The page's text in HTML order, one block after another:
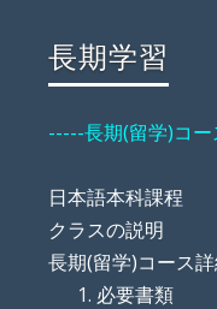
長期学習
-----長期(留学)コ
日本語本科課程
クラスの説明
長期(留学)コース
必要書類